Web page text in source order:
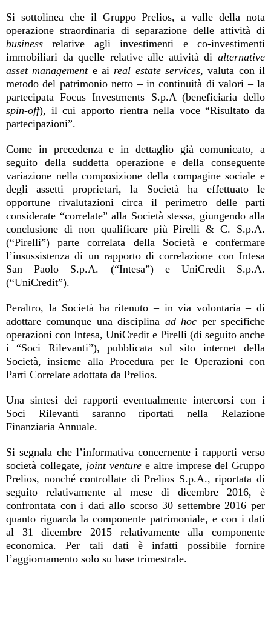
Si sottolinea che il Gruppo Prelios, a valle della nota
operazione straordinaria di separazione delle attività di
business relative agli investimenti e co-investimenti
immobiliari da quelle relative alle attività di alternative
asset managemente aireal estate services, valuta con il
metodo del patrimonio netto – in continuità di valori – la
partecipata Focus Investments S.p.A (beneficiaria dello
spin-off), il cui apporto rientra nella voce “Risultato da
partecipazioni”.
Come in precedenza e in dettaglio già comunicato, a
seguito della suddetta operazione e della conseguente
variazione nella composizione della compagine sociale e
degli assetti proprietari, la Società ha effettuato le
opportune rivalutazioni circa il perimetro delle parti
considerate “correlate” alla Società stessa, giungendo alla
conclusione di non qualificare più Pirelli & C. S.p.A.
(“Pirelli”) parte correlata della Società e confermare
l’insussistenza di un rapporto di correlazione con Intesa
San Paolo S.p.A. (“Intesa”) e UniCredit S.p.A.
(“UniCredit”).
Peraltro, la Società ha ritenuto – in via volontaria – di
adottare comunque una disciplina ad hoc per specifiche
operazioni con Intesa, UniCredit e Pirelli (di seguito anche
i “Soci Rilevanti”), pubblicata sul sito internet della
Società, insieme alla Procedura per le Operazioni con
Parti Correlate adottata da Prelios.
Una sintesi dei rapporti eventualmente intercorsi con i
Soci Rilevanti saranno riportati nella Relazione
Finanziaria Annuale.
Si segnala che l’informativa concernente i rapporti verso
società collegate, joint venture e altre imprese del Gruppo
Prelios, nonché controllate di Prelios S.p.A., riportata di
seguito relativamente al mese di dicembre 2016, è
confrontata con i dati allo scorso 30 settembre 2016 per
quanto riguarda la componente patrimoniale, e con i dati
al 31 dicembre 2015 relativamente alla componente
economica. Per tali dati è infatti possibile fornire
l’aggiornamento solo su base trimestrale.